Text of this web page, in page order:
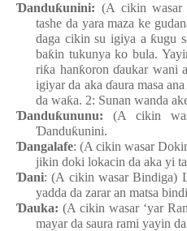
Ɗanduƙunini: (A cikin wasar
tashe da yara maza ke
daga cikin su igiya a ƙugu
baƙin tukunya ko bula.
riƙa hanƙoron ɗaukar wani
igiyar da aka ɗaura masa
da waƙa. 2: Sunan wanda
Ɗanduƙununu: (A cikin
Ɗanduƙunini.
Ɗangalafe: (A cikin wasar
jikin doki lokacin da aka yi ta
Ɗani: (A cikin wasar Bindiga)
yadda da zarar an matsa
Ɗauka: (A cikin wasar ‘yar
mayar da saura rami yayin